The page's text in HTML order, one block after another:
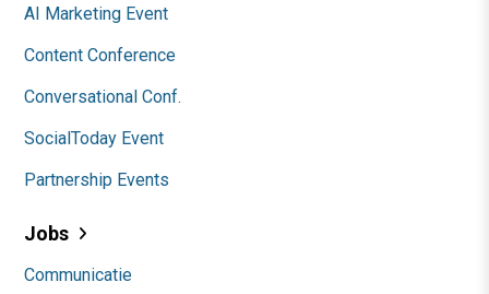
AI Marketing Event
Content Conference
Conversational Conf.
SocialToday Event
Partnership Events
Jobs
Communicatie